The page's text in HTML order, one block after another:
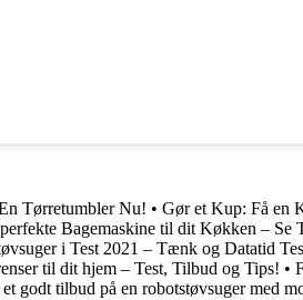
Tørretumbler Nu! • Gør et Kup: Få en
Bagemaskine til dit Køkken – Se
i Test 2021 – Tænk og Datatid
til dit hjem – Test, Tilbud og Tips! •
et godt tilbud på en robotstøvsuger med